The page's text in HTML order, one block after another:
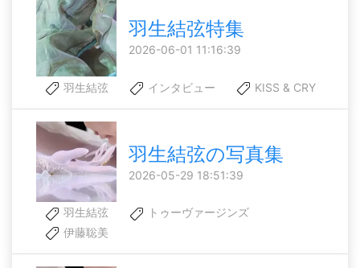
羽生結弦特集
2026-06-01 11:16:39
羽生結弦 インタビュー KISS & CRY
羽生結弦の写真集
2026-05-29 18:51:39
羽生結弦
トゥーヴァージンズ
伊藤聡美